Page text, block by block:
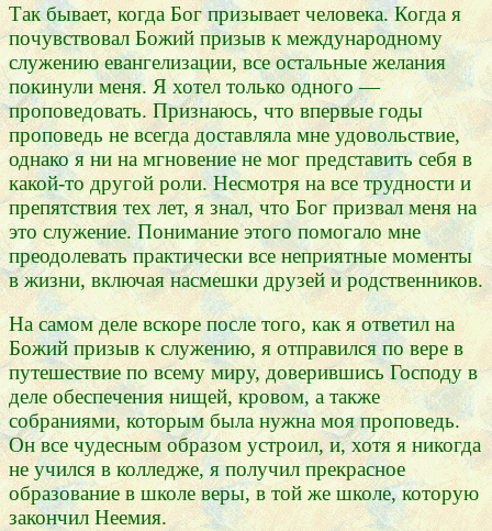
Так бывает, когда Бог призывает человека. Когда я
почувствовал Божий призыв к международному
служению евангелизации, все остальные желания
покинули меня. Я хотел только одного —
проповедовать. Признаюсь, что впервые годы
проповедь не всегда доставляла мне удовольствие,
однако я ни на мгновение не мог представить себя в
какой-то другой роли. Несмотря на все трудности и
препятствия тех лет, я знал, что Бог призвал меня на
это служение. Понимание этого помогало мне
преодолевать практически все неприятные моменты
в жизни, включая насмешки друзей и родственников.
На самом деле вскоре после того, как я ответил на
Божий призыв к служению, я отправился по вере в
путешествие по всему миру, доверившись Господу в
деле обеспечения нищей, кровом, а также
собраниями, которым была нужна моя проповедь.
Он все чудесным образом устроил, и, хотя я никогда
не учился в колледже, я получил прекрасное
образование в школе веры, в той же школе, которую
закончил Неемия.